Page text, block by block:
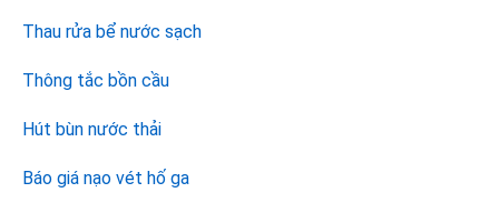
Thau rửa bể nước sạch
Thông tắc bồn cầu
Hút bùn nước thải
Báo giá nạo vét hố ga